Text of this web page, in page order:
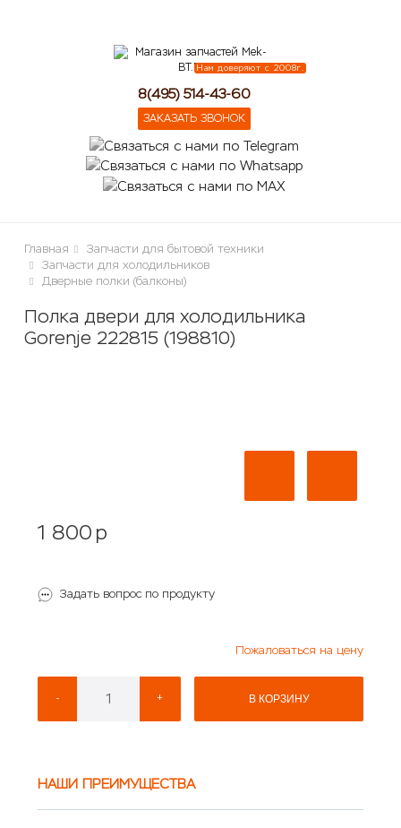
Нам доверяют с 2008г.
8(495) 514-43-60
ЗАКАЗАТЬ ЗВОНОК
Главная
Запчасти для бытовой техники
Запчасти для холодильников
Дверные полки (балконы)
Полка двери для холодильника
Gorenje 222815 (198810)
1 800 p
Задать вопрос по продукту
Пожаловаться на цену
- + В КОРЗИНУ
НАШИ ПРЕИМУЩЕСТВА